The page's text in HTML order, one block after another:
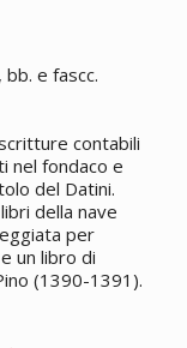
e fascc.
contabili
nel fondaco e
del Datini.
della nave
per
un libro di
(1390-1391).